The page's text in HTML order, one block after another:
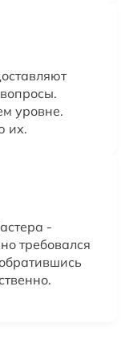
уровне.
их.
-
требовался